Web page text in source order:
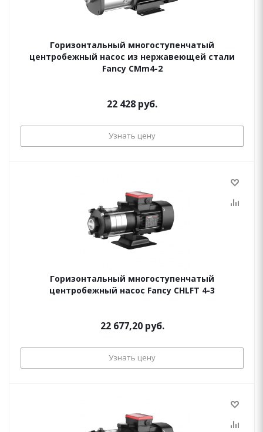
Горизонтальный многоступенчатый
центробежный насос из нержавеющей стали
Fancy CMm4-2
22 428 руб.
Узнать цену
Горизонтальный многоступенчатый
центробежный насос Fancy CHLFT 4-3
22 677,20 руб.
Узнать цену